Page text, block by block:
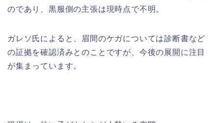
のであり、黒服側の主張は現時点で不明。
ガレソ氏によると、眉間のケガについては診断書など
の証拠を確認済みとのことですが、今後の展開に注目
が集まっています。